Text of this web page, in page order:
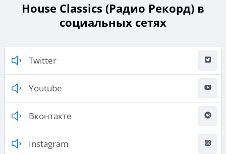
House Classics (Радио Рекорд) в
социальных сетях
Twitter
Youtube
Вконтакте
Instagram